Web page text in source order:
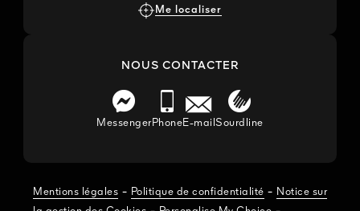
Me localiser
NOUS CONTACTER
MessengerPhoneE-mailSourdline
Mentions légales - Politique de confidentialité - Notice sur